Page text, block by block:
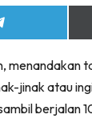
menandakan
jinak atau
berjalan